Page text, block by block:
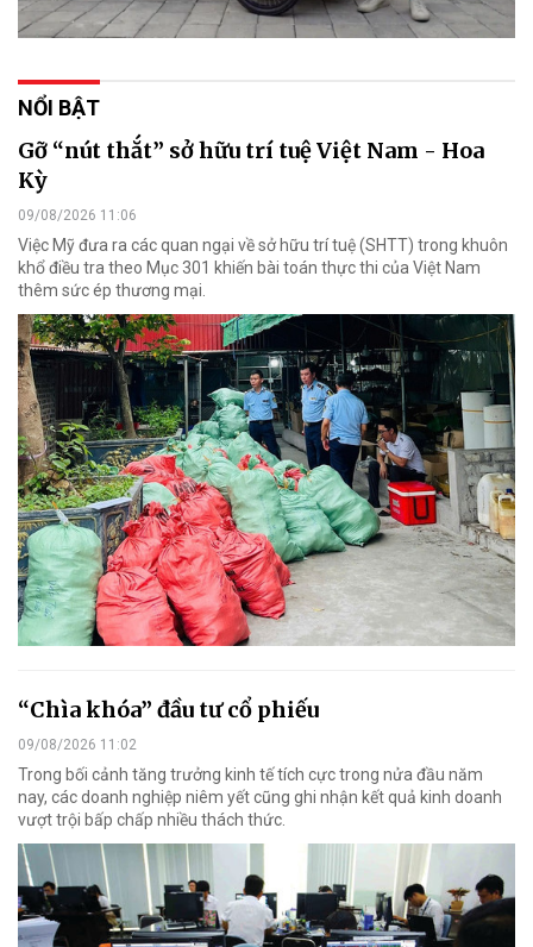
NỔI BẬT
Gỡ “nút thắt” sở hữu trí tuệ Việt Nam - Hoa
Kỳ
09/08/2026 11:06
Việc Mỹ đưa ra các quan ngại về sở hữu trí tuệ (SHTT) trong khuôn
khổ điều tra theo Mục 301 khiến bài toán thực thi của Việt Nam
thêm sức ép thương mại.
“Chìa khóa” đầu tư cổ phiếu
09/08/2026 11:02
Trong bối cảnh tăng trưởng kinh tế tích cực trong nửa đầu năm
nay, các doanh nghiệp niêm yết cũng ghi nhận kết quả kinh doanh
vượt trội bấp chấp nhiều thách thức.